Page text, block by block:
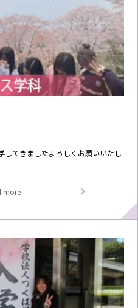
してきましたよろしくお願いいたし
more